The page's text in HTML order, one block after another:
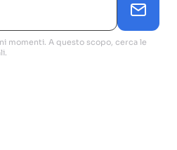
momenti. A questo scopo, cerca le